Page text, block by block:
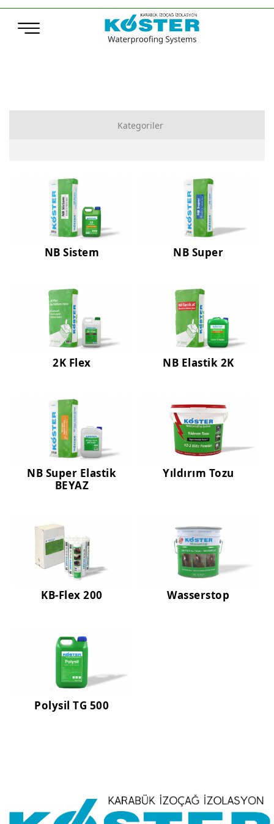
Kategoriler
Bitüm Esaslı Su Yalıtımı
Poliürea, Poliüretan ve MS-Polymer Su Yalıtımı
Elastomerik Reçine Esaslı Su Yalıtımı
Sentetik Örtüler (TPO – ECB)
Mantolama ve Dış Cephe Isı Yalıtımı Sistemleri
Dış Cephe Boyaları, Astar ve Macunlar
Dış Cephe Su Yalıtımı Ürünleri
Zemin Kaplamaları (Epoksi, Poliüretan, Çimento Esaslı)
Mastikler, Dilatasyon ve Pah Bantları
Ankraj - Güçlendirme ve Enjeksiyon Sistemleri
NB Sistem NB Super
2K Flex NB Elastik 2K
NB Super Elastik
BEYAZ
Yıldırım Tozu
KB-Flex 200 Wasserstop
Polysil TG 500